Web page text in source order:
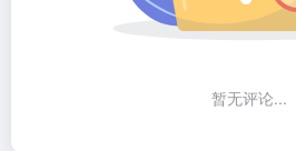
暂无评论...